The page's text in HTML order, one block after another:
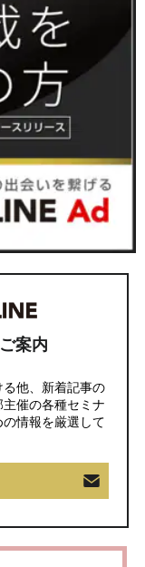
案内
他、新着記事の
催の各種セミナ
情報を厳選して